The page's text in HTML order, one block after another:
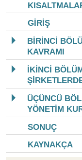
GİRİŞ
BİRİNCİ
KAVRAMI
İKİNCİ
ÜÇÜNCÜ
YÖNETİM
SONUÇ
KAYNAKÇA